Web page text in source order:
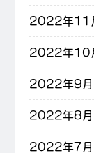
2022年11
2022年10
2022年9月
2022年8月
2022年7月